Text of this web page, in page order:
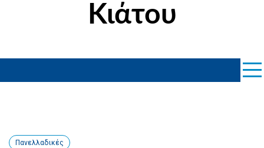
Κιάτου
Πανελλαδικές